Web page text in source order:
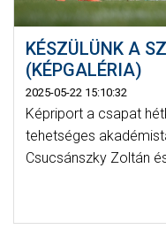
KÉSZÜLÜNK A
(KÉPGALÉRIA)
2025-05-22 15:10:32
Képriport a csapat
tehetséges
Csucsánszky Zoltán